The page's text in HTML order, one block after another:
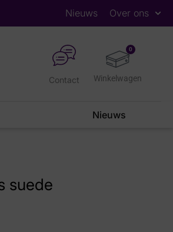
Nieuws Over ons
0
Contact
Nieuws
suede